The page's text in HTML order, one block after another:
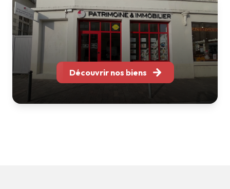
Découvrir nos biens
gestion locative, location, transaction et
accompagnement patrimonial. Grâce à leur expertise et à
leur parfaite connaissance des marchés locaux, nous
sommes en mesure de vous conseiller et de vous
accompagner à chaque étape de votre projet immobilier.
Implantés à Bordeaux, Nantes, Tours, Toulouse, Soustons
et La Rochelle, nous intervenons sur l'ensemble de l'Arc
structure à taille humaine, réactive et à l'écoute.